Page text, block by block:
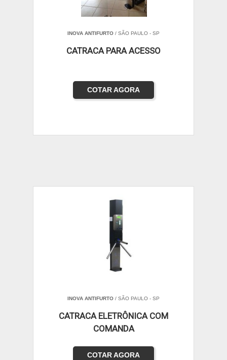
INOVA ANTIFURTO / SÃO PAULO - SP
CATRACA PARA ACESSO
COTAR AGORA
INOVA ANTIFURTO / SÃO PAULO - SP
CATRACA ELETRÔNICA COM
COMANDA
COTAR AGORA